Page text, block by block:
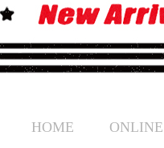
HOME